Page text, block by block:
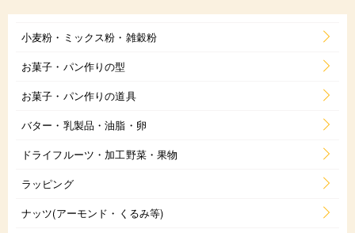
小麦粉・ミックス粉・雑穀粉
お菓子・パン作りの型
お菓子・パン作りの道具
バター・乳製品・油脂・卵
ドライフルーツ・加工野菜・果物
ラッピング
ナッツ(アーモンド・くるみ等)